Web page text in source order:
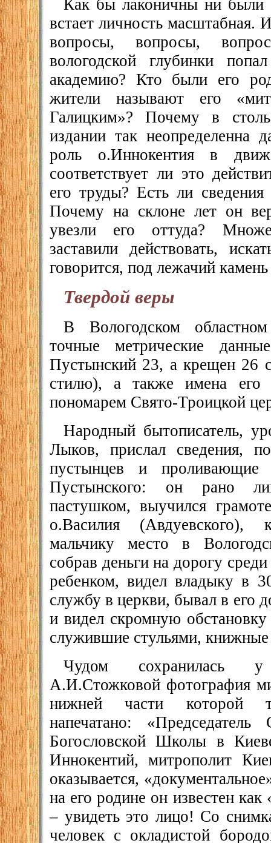
Как бы лаконичны ни были
встает личность масштабная.
вопросы, вопросы,
вологодской глубинки
академию? Кто были его
жители называют его
Галицким»? Почему в
издании так неопределенна
роль о.Иннокентия в
соответствует ли это
его труды? Есть ли
Почему на склоне лет он
увезли его оттуда?
заставили действовать,
говорится, под лежачий камень
Твердой веры
В Вологодском
точные метрические
Пустынский 23, а крещен 26
стилю), а также имена его
пономарем Свято-Троицкой
Народный бытописатель,
Лыков, прислал сведения,
пустынцев и
Пустынского: он рано
пастушком, выучился
о.Василия
мальчику место в
собрав деньги на дорогу
ребенком, видел владыку в
службу в церкви, бывал в его
и видел скромную
служившие стульями,
Чудом сохранилась
А.И.Стожковой фотография
нижней части которой
напечатано:
Богословской Школы в
Иннокентий, митрополит
оказывается,
на его родине он известен
– увидеть это лицо! Со
человек с окладистой